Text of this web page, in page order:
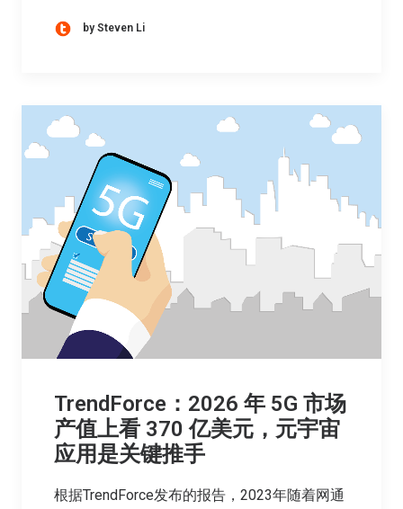
by Steven Li
TrendForce：2026 年 5G 市场
产值上看 370 亿美元，元宇宙
应用是关键推手
根据TrendForce发布的报告，2023年随着网通